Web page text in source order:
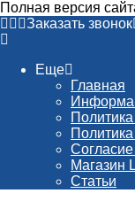
Полная версия
Заказать звонок
Еще
Главная
Магазин
Статьи